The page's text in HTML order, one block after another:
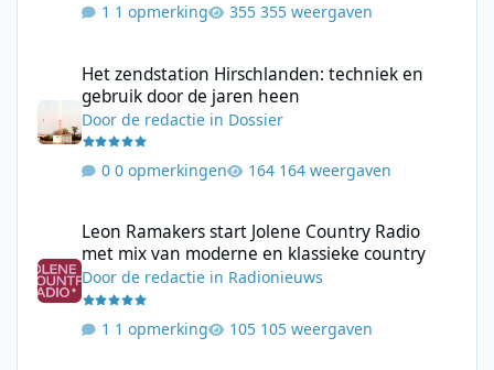
1 opmerking 355 weergaven
Het zendstation Hirschlanden: techniek en
gebruik door de jaren heen
Doorde redactie in Dossier
0 opmerkingen 164 weergaven
Leon Ramakers start Jolene Country Radio
met mix van moderne en klassieke country
Doorde redactie in Radionieuws
1 opmerking 105 weergaven